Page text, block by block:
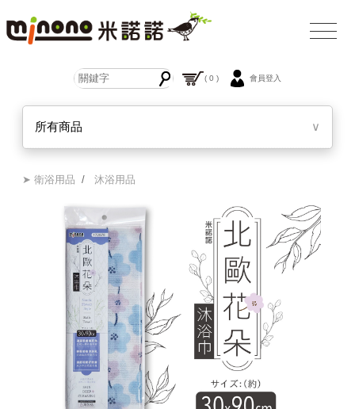
( 0 ) 會員登入
所有商品 ∨
➤ 衛浴用品 /沐浴用品